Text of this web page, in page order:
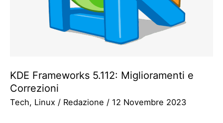
KDE Frameworks 5.112: Miglioramenti e
Correzioni
Tech, Linux / Redazione / 12 Novembre 2023